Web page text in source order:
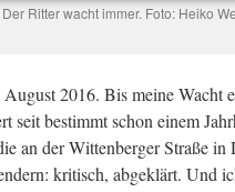
Der Ritter wacht immer. Foto: Heiko
August 2016. Bis meine Wacht
seit bestimmt schon einem
an der Wittenberger Straße in
kritisch, abgeklärt. Und